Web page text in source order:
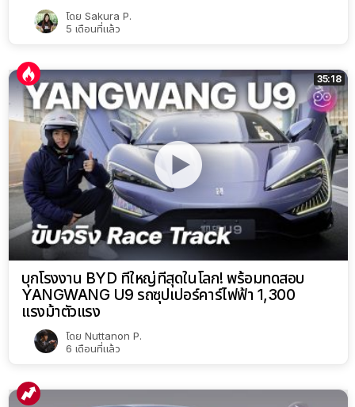
โดย Sakura P.
5 เดือนที่แล้ว
35:18
บุกโรงงาน BYD ที่ใหญ่ที่สุดในโลก! พร้อมทดสอบ
YANGWANG U9 รถซุปเปอร์คาร์ไฟฟ้า 1,300
แรงม้าตัวแรง
โดย Nuttanon P.
6 เดือนที่แล้ว